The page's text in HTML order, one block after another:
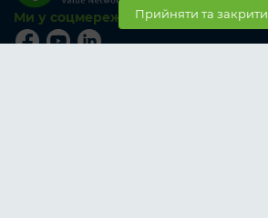
Ми у соцмережахПрийняти та закрити